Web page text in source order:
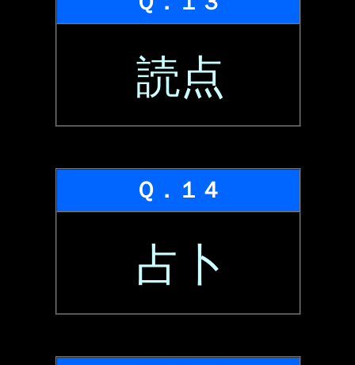
読点
Ｑ．１４
占卜